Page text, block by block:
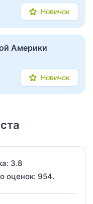
Новичок
Америки
Новичок
3.8
оценок: 954.